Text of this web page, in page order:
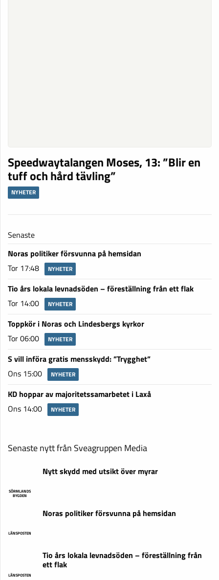
Speedwaytalangen Moses, 13: ”Blir en
tuff och hård tävling”
NYHETER
Senaste
Noras politiker försvunna på hemsidan
Tor 17:48
NYHETER
Tio års lokala levnadsöden – föreställning från ett flak
Tor 14:00
NYHETER
Toppkör i Noras och Lindesbergs kyrkor
Tor 06:00
NYHETER
S vill införa gratis mensskydd: ”Trygghet”
Ons 15:00
NYHETER
KD hoppar av majoritetssamarbetet i Laxå
Ons 14:00
NYHETER
Senaste nytt från Sveagruppen Media
SÖRMLANDS
BYGDEN
Nytt skydd med utsikt över myrar
LÄNSPOSTEN
Noras politiker försvunna på hemsidan
LÄNSPOSTEN
Tio års lokala levnadsöden – föreställning från
ett flak